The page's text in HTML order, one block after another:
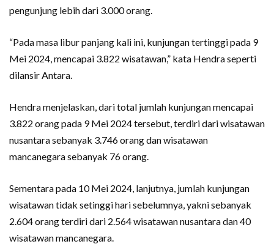
pengunjung lebih dari 3.000 orang.
“Pada masa libur panjang kali ini, kunjungan tertinggi pada 9
Mei 2024, mencapai 3.822 wisatawan,” kata Hendra seperti
dilansir Antara.
Hendra menjelaskan, dari total jumlah kunjungan mencapai
3.822 orang pada 9 Mei 2024 tersebut, terdiri dari wisatawan
nusantara sebanyak 3.746 orang dan wisatawan
mancanegara sebanyak 76 orang.
Sementara pada 10 Mei 2024, lanjutnya, jumlah kunjungan
wisatawan tidak setinggi hari sebelumnya, yakni sebanyak
2.604 orang terdiri dari 2.564 wisatawan nusantara dan 40
wisatawan mancanegara.